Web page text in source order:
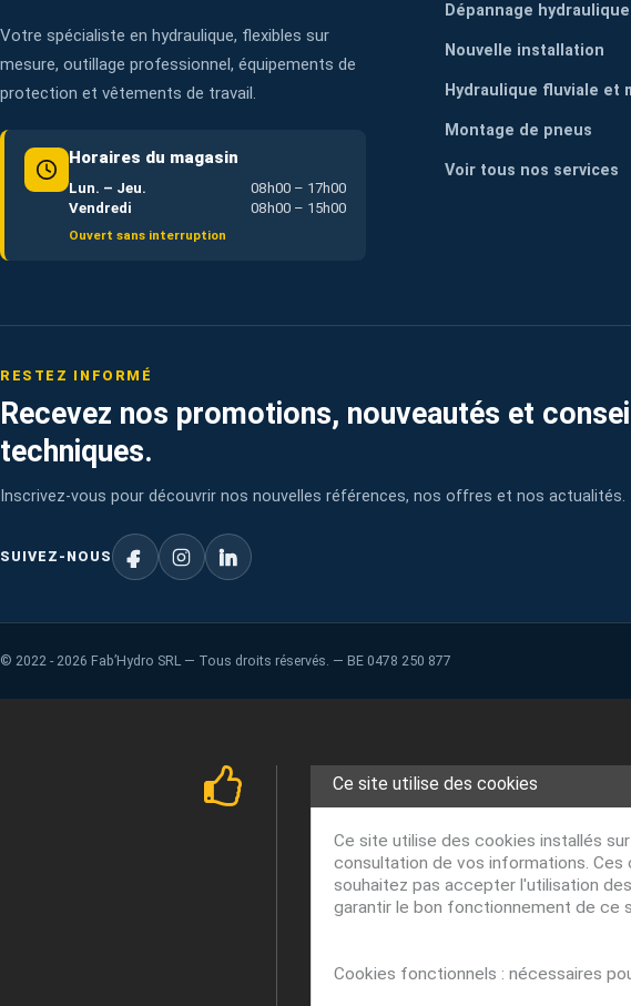
Votre spécialiste en hydraulique, flexibles sur
mesure, outillage professionnel, équipements de
protection et vêtements de travail.
Horaires du magasin
Lun. – Jeu.
08h00 – 17h00
Vendredi
08h00 – 15h00
Ouvert sans interruption
Dépannage hydraulique
Nouvelle installation
Hydraulique fluviale et
Montage de pneus
Voir tous nos services
RESTEZ INFORMÉ
Recevez nos promotions, nouveautés et
techniques.
Inscrivez-vous pour découvrir nos nouvelles références, nos offres et nos actualités.
SUIVEZ-NOUS
© 2022 - 2026 Fab’Hydro SRL — Tous droits réservés. — BE 0478 250 877
Ce site utilise des cookies
Ce site utilise des cookies installés
consultation de vos informations.
souhaitez pas accepter l'utilisation
garantir le bon fonctionnement de ce
Cookies fonctionnels : nécessaires